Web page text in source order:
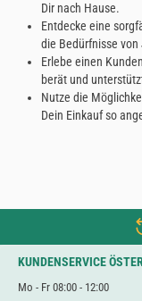
Dir nach Hause.
Entdecke eine
die Bedürfnisse
Erlebe einen
berät und
Nutze die
Dein Einkauf so
KUNDENSERVICE
Mo - Fr 08:00 - 12:00